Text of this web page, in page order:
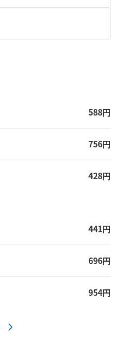
588円
756円
428円
441円
696円
954円